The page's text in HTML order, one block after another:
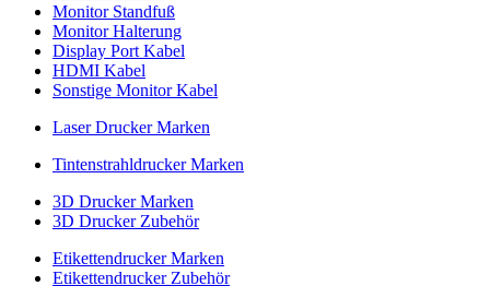
Monitor Standfuß
Monitor Halterung
Display Port Kabel
HDMI Kabel
Sonstige Monitor Kabel
Laser Drucker Marken
Tintenstrahldrucker Marken
3D Drucker Marken
3D Drucker Zubehör
Etikettendrucker Marken
Etikettendrucker Zubehör